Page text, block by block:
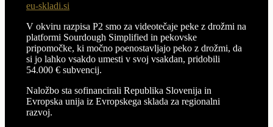
eu-skladi.si
V okviru razpisa P2 smo za videotečaje peke z drožmi na
platformi Sourdough Simplified in pekovske
pripomočke, ki močno poenostavljajo peko z drožmi, da
si jo lahko vsakdo umesti v svoj vsakdan, pridobili
54.000 € subvencij.
Naložbo sta sofinancirali Republika Slovenija in
Evropska unija iz Evropskega sklada za regionalni
razvoj.